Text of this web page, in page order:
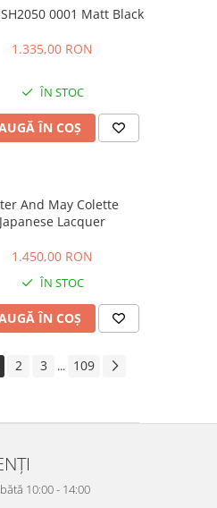
0001 Matt Black
1.335,00 RON
ÎN STOC
ÎN COȘ
And May Colette
Japanese Lacquer
1.450,00 RON
ÎN STOC
ÎN COȘ
2 3 ... 109
10:00 - 14:00